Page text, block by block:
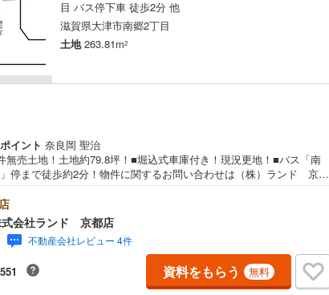
目 バス停下車 徒歩2分 他
滋賀県大津市南郷2丁目
土地263.81m2
イント 奈良岡 聖治
無売土地！土地約79.8坪！■堀込式車庫付き！現況更地！■バス「南
停まで徒歩約2分！物件に関するお問い合わせは（株）ランド 京都
ュリー21ランド京都店は・・・ お客様のご希望をお客様の目線でご
けるお住いを全力でお探し致します！●購入・売却・ローンのご相談
なことでもお気軽にご相談下さいませ！●リフォームのご相談も承っ
。○京阪鴨東線 「出町柳」駅 徒歩約6分○京都市営地下鉄烏丸線 「今
徒歩約10分○営業時間:10:00～20:00（火曜日・水曜日定休日※祝日は
にご連絡いただけますと、スムーズにご案内が可能です。ご連絡お
式会社ランド 京都店
不動産会社レビュー 4件
資料をもらう 無料